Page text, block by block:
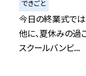
できごと
今日の終業式で
他に、夏休みの過
スクールバンビ...